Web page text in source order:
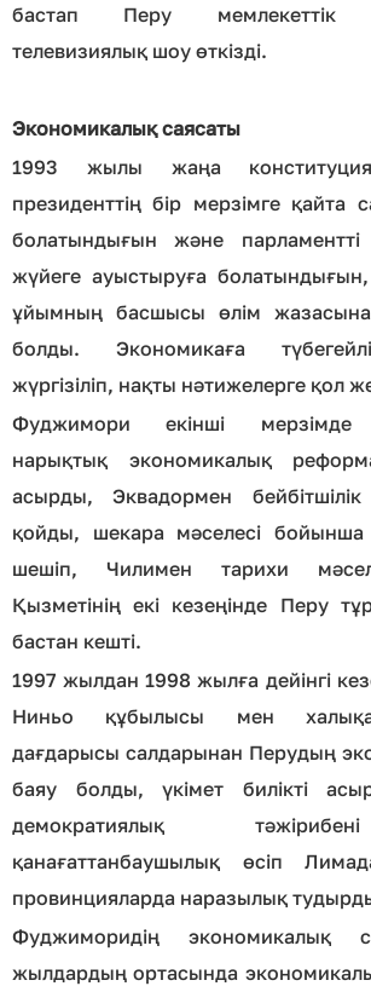
бастап Перу мемлекеттік
телевизиялық шоу өткізді.
Экономикалық саясаты
1993 жылы жаңа
президенттің бір мерзімге қайта
болатындығын және
жүйеге ауыстыруға болатындығын,
ұйымның басшысы өлім жазасына
болды. Экономикаға
жүргізіліп, нақты нәтижелерге қол
Фуджимори екінші мерзімде
нарықтық экономикалық
асырды, Эквадормен бейбітшілік
қойды, шекара мәселесі
шешіп, Чилимен тарихи
Қызметінің екі кезеңінде Перу
бастан кешті.
1997 жылдан 1998 жылға дейінгі
Ниньо құбылысы мен
дағдарысы салдарынан Перудың
баяу болды, үкімет билікті
демократиялық
қанағаттанбаушылық өсіп
провинцияларда наразылық
Фуджиморидің экономикалық
жылдардың ортасында